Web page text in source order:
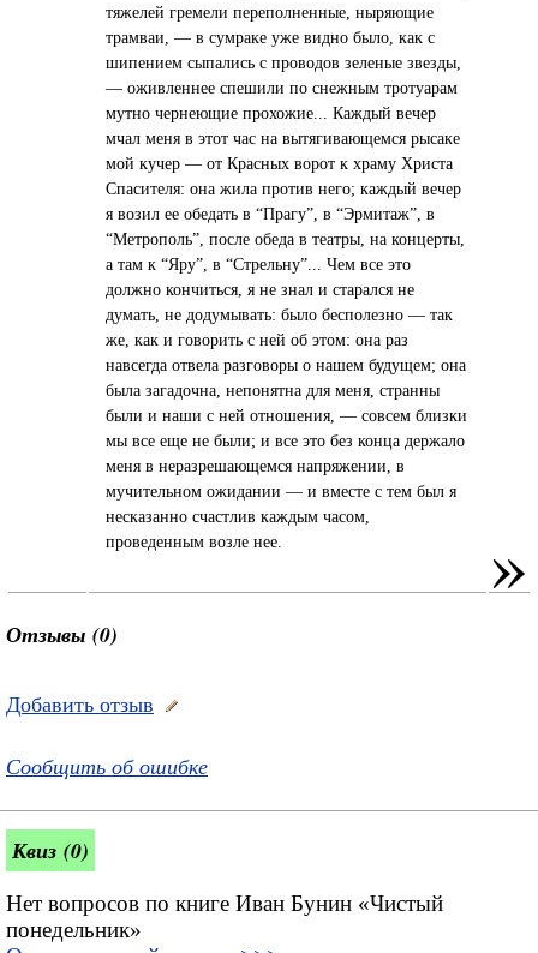
тяжелей гремели переполненные, ныряющие
трамваи, — в сумраке уже видно было, как с
шипением сыпались с проводов зеленые звезды,
— оживленнее спешили по снежным тротуарам
мутно чернеющие прохожие... Каждый вечер
мчал меня в этот час на вытягивающемся рысаке
мой кучер — от Красных ворот к храму Христа
Спасителя: она жила против него; каждый вечер
я возил ее обедать в “Прагу”, в “Эрмитаж”, в
“Метрополь”, после обеда в театры, на концерты,
а там к “Яру”, в “Стрельну”... Чем все это
должно кончиться, я не знал и старался не
думать, не додумывать: было бесполезно — так
же, как и говорить с ней об этом: она раз
навсегда отвела разговоры о нашем будущем; она
была загадочна, непонятна для меня, странны
были и наши с ней отношения, — совсем близки
мы все еще не были; и все это без конца держало
меня в неразрешающемся напряжении, в
мучительном ожидании — и вместе с тем был я
несказанно счастлив каждым часом,
проведенным возле нее.
»
Отзывы (0)
Добавить отзыв
Сообщить об ошибке
Квиз (0)
Нет вопросов по книге Иван Бунин «Чистый
понедельник»